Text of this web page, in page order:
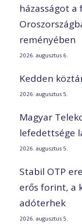
házasságot
reményében
2026. augusztus 6.
Kedden
2026. augusztus 5.
Magyar
lefedettsége
2026. augusztus 5.
Stabil OTP
erős forint, a
adóterhek
2026. augusztus 5.